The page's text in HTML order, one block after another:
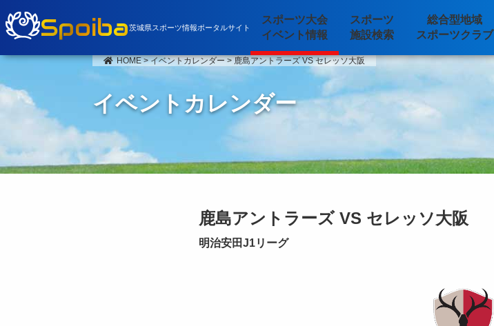
Spoiba茨城県スポーツ情報ポータルサイト
スポーツ大会
イベント情報
スポーツ
施設検索
総合型地域
スポーツクラブ
HOME>イベントカレンダー>鹿島アントラーズ VS セレッソ大阪
イベントカレンダー
鹿島アントラーズ VS セレッソ大阪
明治安田J1リーグ